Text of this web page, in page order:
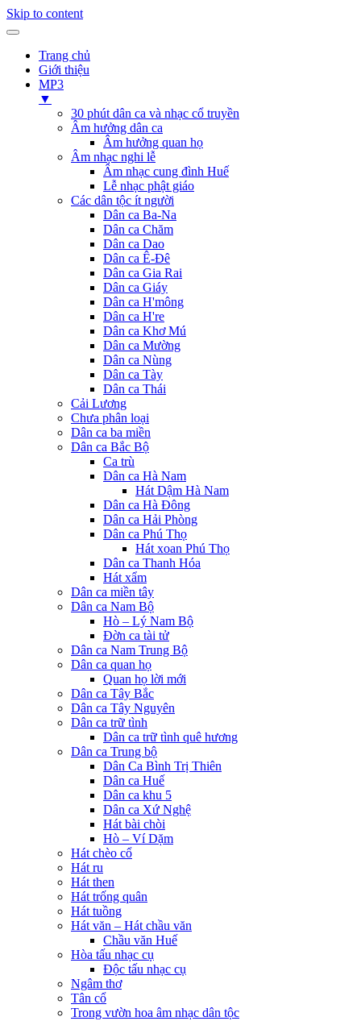
Skip to content
Trang chủ
Giới thiệu
MP3
▼
30 phút dân ca và nhạc cổ truyền
Âm hưởng dân ca
Âm hưởng quan họ
Âm nhạc nghi lễ
Âm nhạc cung đình Huế
Lễ nhạc phật giáo
Các dân tộc ít người
Dân ca Ba-Na
Dân ca Chăm
Dân ca Dao
Dân ca Ê-Đê
Dân ca Gia Rai
Dân ca Giáy
Dân ca H'mông
Dân ca H're
Dân ca Khơ Mú
Dân ca Mường
Dân ca Nùng
Dân ca Tày
Dân ca Thái
Cải Lương
Chưa phân loại
Dân ca ba miền
Dân ca Bắc Bộ
Ca trù
Dân ca Hà Nam
Hát Dậm Hà Nam
Dân ca Hà Đông
Dân ca Hải Phòng
Dân ca Phú Thọ
Hát xoan Phú Thọ
Dân ca Thanh Hóa
Hát xẩm
Dân ca miền tây
Dân ca Nam Bộ
Hò – Lý Nam Bộ
Đờn ca tài tử
Dân ca Nam Trung Bộ
Dân ca quan họ
Quan họ lời mới
Dân ca Tây Bắc
Dân ca Tây Nguyên
Dân ca trữ tình
Dân ca trữ tình quê hương
Dân ca Trung bộ
Dân Ca Bình Trị Thiên
Dân ca Huế
Dân ca khu 5
Dân ca Xứ Nghệ
Hát bài chòi
Hò – Ví Dặm
Hát chèo cổ
Hát ru
Hát then
Hát trống quân
Hát tuồng
Hát văn – Hát chầu văn
Chầu văn Huế
Hòa tấu nhạc cụ
Độc tấu nhạc cụ
Ngâm thơ
Tân cổ
Trong vườn hoa âm nhạc dân tộc